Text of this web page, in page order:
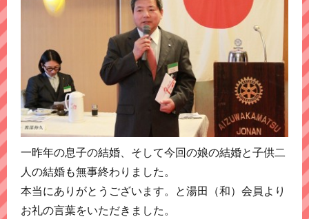
一昨年の息子の結婚、そして今回の娘の結婚と子供二
人の結婚も無事終わりました。
本当にありがとうございます。と湯田（和）会員より
お礼の言葉をいただきました。